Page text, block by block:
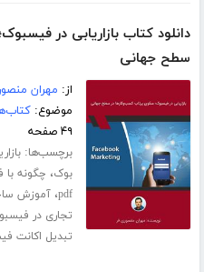
دانلود کتاب بازاریابی در
سطح جهانی
از: مهران
موضوع:
۴۹ صفحه
برچسب‌ها:
بوک، چگونه با
pdf،آموزش
تجاری در
تبدیل اکانت